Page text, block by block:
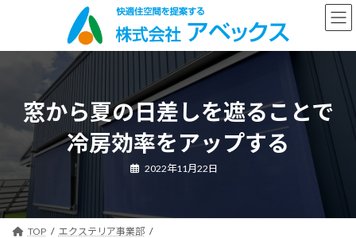
ン
ー
窓から夏の日差しを遮ることで
冷房効率をアップする
2022年11月22日
TOP
エクステリア事業部